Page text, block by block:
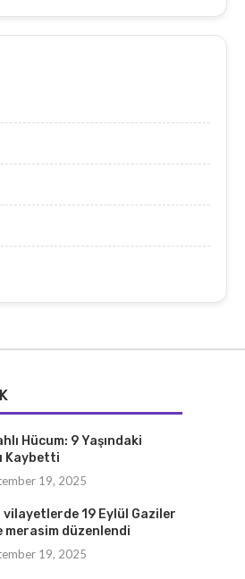
Hücum: 9 Yaşındaki
Kaybetti
19, 2025
19 Eylül Gaziler
merasim düzenlendi
19, 2025